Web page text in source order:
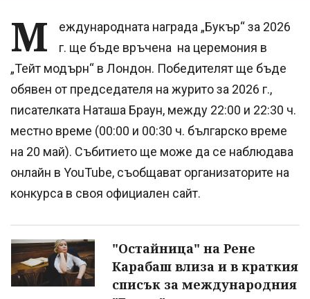
М
еждународната награда „Букър“ за 2026
г. ще бъде връчена на церемония в
„Тейт модърн“ в Лондон. Победителят ще бъде
обявен от председателя на журито за 2026 г.,
писателката Наташа Браун, между 22:00 и 22:30 ч.
местно време (00:00 и 00:30 ч. българско време
на 20 май). Събитието ще може да се наблюдава
онлайн в YouTube, съобщават организаторите на
конкурса в своя официален сайт.
"Остайница" на Рене
Карабаш влиза и в краткия
списък за международния